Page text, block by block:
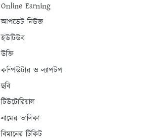
Online Earning
আপডেট নিউজ
ইউটিউব
উক্তি
কম্পিউটার ও ল্যাপটপ
ছবি
টিউটোরিয়াল
নামের তালিকা
বিমানের টিকিট